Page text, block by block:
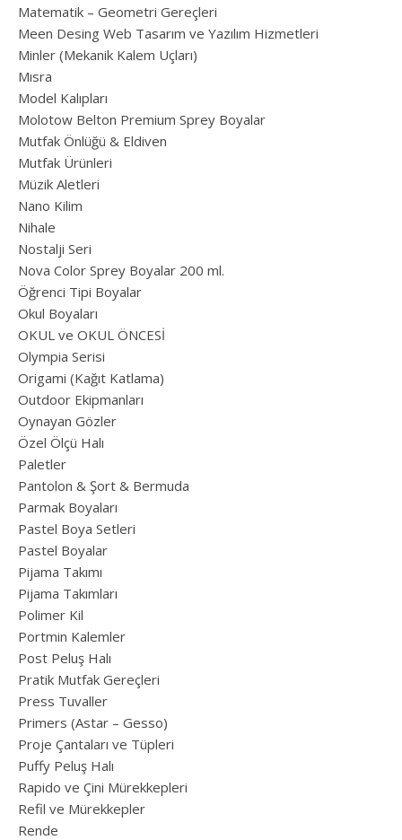
Matematik – Geometri Gereçleri
Meen Desing Web Tasarım ve Yazılım Hizmetleri
Minler (Mekanik Kalem Uçları)
Mısra
Model Kalıpları
Molotow Belton Premium Sprey Boyalar
Mutfak Önlüğü & Eldiven
Mutfak Ürünleri
Müzik Aletleri
Nano Kilim
Nihale
Nostalji Seri
Nova Color Sprey Boyalar 200 ml.
Öğrenci Tipi Boyalar
Okul Boyaları
OKUL ve OKUL ÖNCESİ
Olympia Serisi
Origami (Kağıt Katlama)
Outdoor Ekipmanları
Oynayan Gözler
Özel Ölçü Halı
Paletler
Pantolon & Şort & Bermuda
Parmak Boyaları
Pastel Boya Setleri
Pastel Boyalar
Pijama Takımı
Pijama Takımları
Polimer Kil
Portmin Kalemler
Post Peluş Halı
Pratik Mutfak Gereçleri
Press Tuvaller
Primers (Astar – Gesso)
Proje Çantaları ve Tüpleri
Puffy Peluş Halı
Rapido ve Çini Mürekkepleri
Refil ve Mürekkepler
Rende